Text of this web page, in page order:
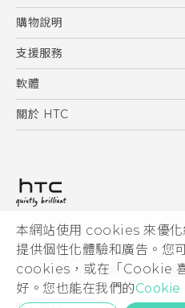
本網站使用 cookies 來優化
提供個性化體驗和廣告。您
cookies，或在「Cookie
好。您也能在我們的Cookie
智慧型手機
配件
HTC Research
購物說明
購物須知
訂單管理
付款方式
支援服務
到府收送維修服務
服務中心資訊
客戶服務佈告欄
軟體
應用程式
HTC Sync Manager
關於 HTC
投資人
隱私權政策
產品安全性
Cookie
© 2011-2026 HTC
HTC 法律文件
宏達國際電子股份有限公司 | 統